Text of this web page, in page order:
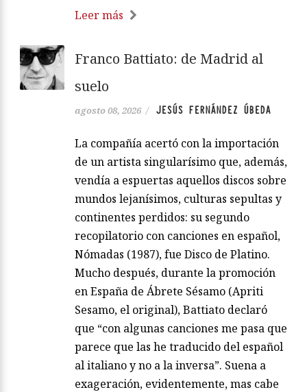
Leer más
Franco Battiato: de Madrid al
suelo
agosto 08, 2026 / JESÚS FERNÁNDEZ ÚBEDA
La compañía acertó con la importación
de un artista singularísimo que, además,
vendía a espuertas aquellos discos sobre
mundos lejanísimos, culturas sepultas y
continentes perdidos: su segundo
recopilatorio con canciones en español,
Nómadas (1987), fue Disco de Platino.
Mucho después, durante la promoción
en España de Ábrete Sésamo (Apriti
Sesamo, el original), Battiato declaró
que “con algunas canciones me pasa que
parece que las he traducido del español
al italiano y no a la inversa”. Suena a
exageración, evidentemente, mas cabe